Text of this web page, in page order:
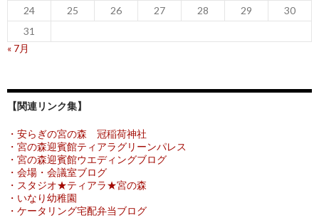
24
25 26 27 28 29
30
31
« 7月
【関連リンク集】
・安らぎの宮の森 冠稲荷神社
・宮の森迎賓館ティアラグリーンパレス
・宮の森迎賓館ウエディングブログ
・会場・会議室ブログ
・スタジオ★ティアラ★宮の森
・いなり幼稚園
・ケータリング宅配弁当ブログ